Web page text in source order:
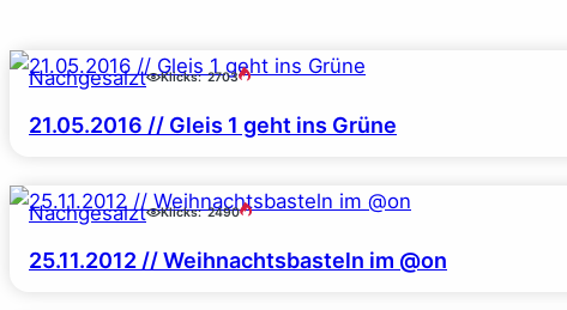
Nachgesalzt Klicks: 2703
21.05.2016 // Gleis 1 geht ins Grüne
Nachgesalzt Klicks: 2490
25.11.2012 // Weihnachtsbasteln im @on